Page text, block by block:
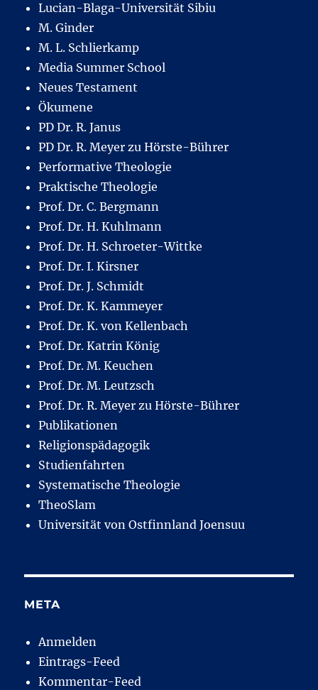
Lucian-Blaga-Universität Sibiu
M. Ginder
M. L. Schlierkamp
Media Summer School
Neues Testament
Ökumene
PD Dr. R. Janus
PD Dr. R. Meyer zu Hörste-Bührer
Performative Theologie
Praktische Theologie
Prof. Dr. C. Bergmann
Prof. Dr. H. Kuhlmann
Prof. Dr. H. Schroeter-Wittke
Prof. Dr. I. Kirsner
Prof. Dr. J. Schmidt
Prof. Dr. K. Kammeyer
Prof. Dr. K. von Kellenbach
Prof. Dr. Katrin König
Prof. Dr. M. Keuchen
Prof. Dr. M. Leutzsch
Prof. Dr. R. Meyer zu Hörste-Bührer
Publikationen
Religionspädagogik
Studienfahrten
Systematische Theologie
TheoSlam
Universität von Ostfinnland Joensuu
META
Anmelden
Eintrags-Feed
Kommentar-Feed